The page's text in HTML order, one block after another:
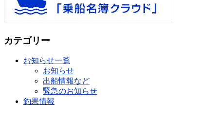
カテゴリー
お知らせ一覧
お知らせ
出船情報など
緊急のお知らせ
釣果情報